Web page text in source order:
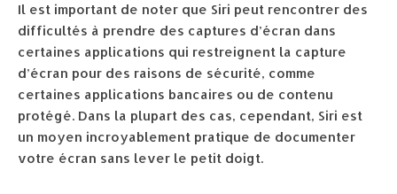
Il est important de noter que Siri peut rencontrer des
difficultés à prendre des captures d’écran dans
certaines applications qui restreignent la capture
d’écran pour des raisons de sécurité, comme
certaines applications bancaires ou de contenu
protégé. Dans la plupart des cas, cependant, Siri est
un moyen incroyablement pratique de documenter
votre écran sans lever le petit doigt.